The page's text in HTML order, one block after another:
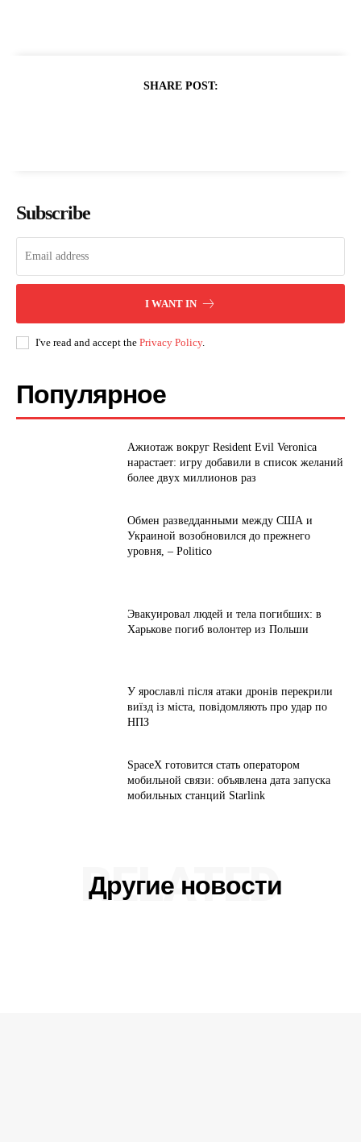
SHARE POST:
Subscribe
I WANT IN
I've read and accept the Privacy Policy.
Популярное
Ажиотаж вокруг Resident Evil Veronica
нарастает: игру добавили в список желаний
более двух миллионов раз
Обмен разведданными между США и
Украиной возобновился до прежнего
уровня, – Politico
Эвакуировал людей и тела погибших: в
Харькове погиб волонтер из Польши
У ярославлі після атаки дронів перекрили
виїзд із міста, повідомляють про удар по
НПЗ
SpaceX готовится стать оператором
мобильной связи: объявлена дата запуска
мобильных станций Starlink
Другие новости
RELATED